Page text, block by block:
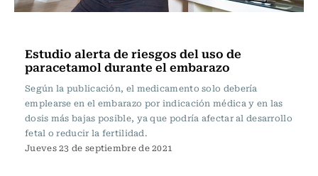
Estudio alerta de riesgos del uso de
paracetamol durante el embarazo
Según la publicación, el medicamento solo debería
emplearse en el embarazo por indicación médica y en las
dosis más bajas posible, ya que podría afectar al desarrollo
fetal o reducir la fertilidad.
Jueves 23 de septiembre de 2021